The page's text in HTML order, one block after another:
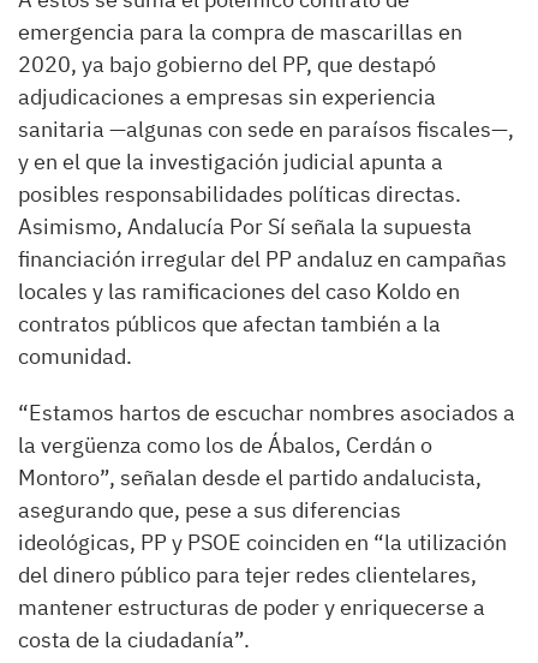
emergencia para la compra de mascarillas en
2020, ya bajo gobierno del PP, que destapó
adjudicaciones a empresas sin experiencia
sanitaria —algunas con sede en paraísos fiscales—,
y en el que la investigación judicial apunta a
posibles responsabilidades políticas directas.
Asimismo, Andalucía Por Sí señala la supuesta
financiación irregular del PP andaluz en campañas
locales y las ramificaciones del caso Koldo en
contratos públicos que afectan también a la
comunidad.
“Estamos hartos de escuchar nombres asociados a
la vergüenza como los de Ábalos, Cerdán o
Montoro”, señalan desde el partido andalucista,
asegurando que, pese a sus diferencias
ideológicas, PP y PSOE coinciden en “la utilización
del dinero público para tejer redes clientelares,
mantener estructuras de poder y enriquecerse a
costa de la ciudadanía”.